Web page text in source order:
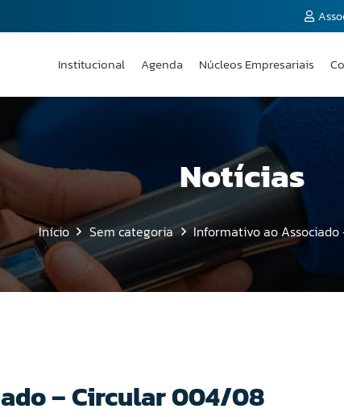
Institucional Agenda Núcleos Empresariais
Notícias
Início Sem categoria Informativo ao
– Circular 004/08